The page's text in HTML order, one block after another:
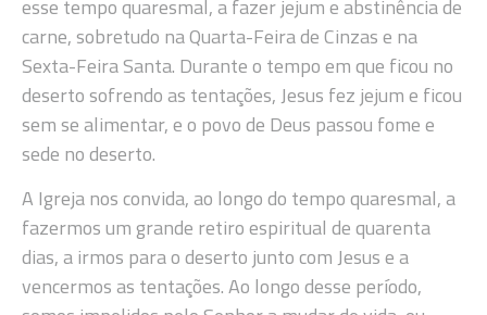
esse tempo quaresmal, a fazer jejum e abstinência de
carne, sobretudo na Quarta-Feira de Cinzas e na
Sexta-Feira Santa. Durante o tempo em que ficou no
deserto sofrendo as tentações, Jesus fez jejum e ficou
sem se alimentar, e o povo de Deus passou fome e
sede no deserto.
A Igreja nos convida, ao longo do tempo quaresmal, a
fazermos um grande retiro espiritual de quarenta
dias, a irmos para o deserto junto com Jesus e a
vencermos as tentações. Ao longo desse período,